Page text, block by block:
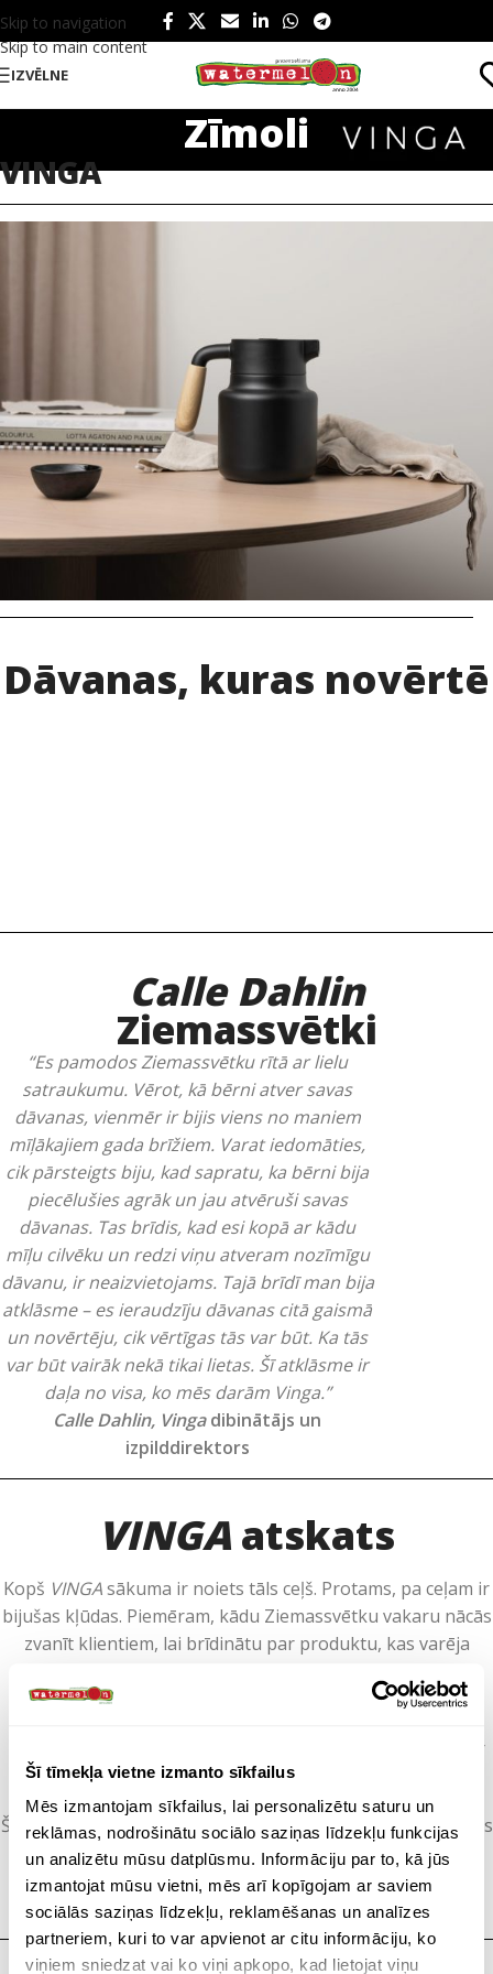
Šī tīmekļa vietne izmanto sīkfailus
Mēs izmantojam sīkfailus, lai personalizētu saturu un
reklāmas, nodrošinātu sociālo saziņas līdzekļu funkcijas
un analizētu mūsu datplūsmu. Informāciju par to, kā jūs
izmantojat mūsu vietni, mēs arī kopīgojam ar saviem
sociālās saziņas līdzekļu, reklamēšanas un analīzes
partneriem, kuri to var apvienot ar citu informāciju, ko
viņiem sniedzat vai ko viņi apkopo, kad lietojat viņu
Skip to navigation
Skip to main content
IZVĒLNE
Zīmoli
VINGA
Dāvanas, kuras novērtē
Calle Dahlin
Ziemassvētki
“Es pamodos Ziemassvētku rītā ar lielu
satraukumu. Vērot, kā bērni atver savas
dāvanas, vienmēr ir bijis viens no maniem
mīļākajiem gada brīžiem. Varat iedomāties,
cik pārsteigts biju, kad sapratu, ka bērni bija
piecēlušies agrāk un jau atvēruši savas
dāvanas. Tas brīdis, kad esi kopā ar kādu
mīļu cilvēku un redzi viņu atveram nozīmīgu
dāvanu, ir neaizvietojams. Tajā brīdī man bija
atklāsme – es ieraudzīju dāvanas citā gaismā
un novērtēju, cik vērtīgas tās var būt. Ka tās
var būt vairāk nekā tikai lietas. Šī atklāsme ir
daļa no visa, ko mēs darām Vinga.”
Calle Dahlin, Vingadibinātājs un
izpilddirektors
VINGA atskats
Kopš VINGAsākuma ir noiets tāls ceļš. Protams, pa ceļam ir
bijušas kļūdas. Piemēram, kādu Ziemassvētku vakaru nācās
zvanīt klientiem, lai brīdinātu par produktu, kas varēja
nolemts gravēt uz ūdens pudelēm. Rezultāts? Šobrīd tas ir
visvairāk pārdotais produkts.
Šis irVINGA ceļojums – un tas tikai sākas. Zīmols paplašinās
visā Eiropā un nepārtraukti strādā pie labākiem
produktiem ar mazāku ietekmi uz klimatu, kas var tikt
nodoti no paaudzes paaudzē.